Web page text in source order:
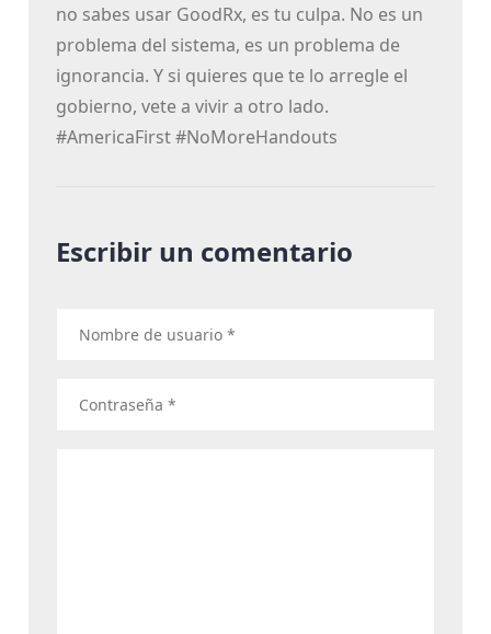
no sabes usar GoodRx, es tu culpa. No es un
problema del sistema, es un problema de
ignorancia. Y si quieres que te lo arregle el
gobierno, vete a vivir a otro lado.
#AmericaFirst #NoMoreHandouts
Escribir un comentario